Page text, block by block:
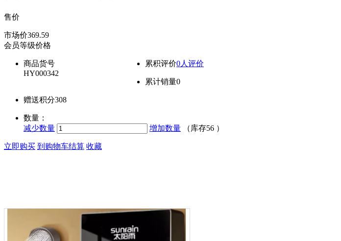
售价
市场价369.59
会员等级价格
商品货号
HY000342
累积评价0人评价
累计销量0
赠送积分308
数量：
减少数量
增加数量 （库存56 ）
立即购买 到购物车结算 收藏